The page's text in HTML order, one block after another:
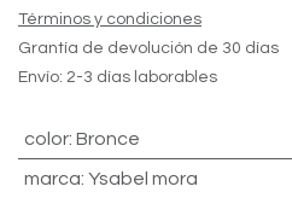
Términos y condiciones
Grantía de devolución de 30 días
Envío: 2-3 días laborables
color: Bronce
marca: Ysabel mora